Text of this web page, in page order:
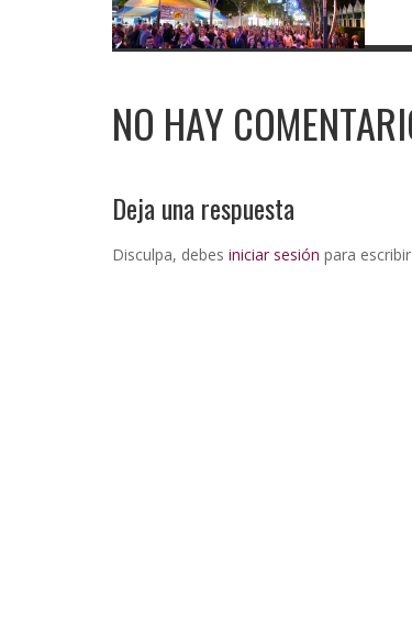
NO HAY
Deja una respuesta
Disculpa, debes iniciar sesión para